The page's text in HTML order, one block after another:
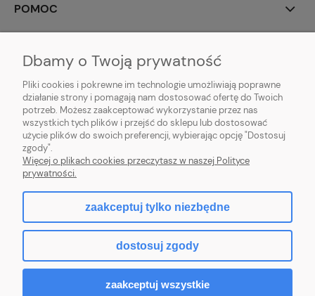
POMOC
PŁATNOŚCI I DOSTAWA
INFORMACJE
O NAS
Sklep internetowy Shoper.pl
Dbamy o Twoją prywatność
Pliki cookies i pokrewne im technologie umożliwiają poprawne
działanie strony i pomagają nam dostosować ofertę do Twoich
potrzeb. Możesz zaakceptować wykorzystanie przez nas
wszystkich tych plików i przejść do sklepu lub dostosować
użycie plików do swoich preferencji, wybierając opcję "Dostosuj
zgody".
Więcej o plikach cookies przeczytasz w naszej Polityce
prywatności.
zaakceptuj tylko niezbędne
dostosuj zgody
zaakceptuj wszystkie